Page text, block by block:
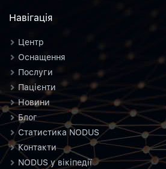
Навiгацiя
Центр
Оснащення
Послуги
Пацієнти
Новини
Блог
Статистика NODUS
Контакти
NODUS у вікіпедії